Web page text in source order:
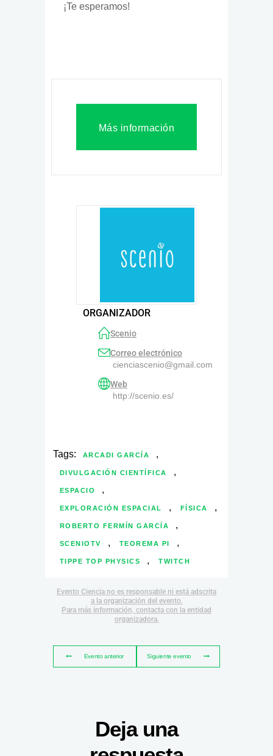
¡Te esperamos!
Más información
ORGANIZADOR
Scenio
Correo electrónico
cienciascenio@gmail.com
Web
http://scenio.es/
Tags: ARCADI GARCÍA ,
DIVULGACIÓN CIENTÍFICA ,
ESPACIO ,
EXPLORACIÓN ESPACIAL , FÍSICA ,
ROBERTO FERMÍN GARCÍA ,
SCENIOTV , TEOREMA PI ,
TIPPE TOP PHYSICS , TWITCH
Evento Ciencia no es responsable ni está adscrita
a la organización del evento.
Para más información, contacta con la entidad
organizadora.
Evento anterior Siguiente evento
Deja una